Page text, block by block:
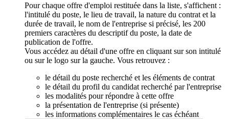
Pour chaque offre d'emploi restituée dans la liste, s'affichent :
l'intitulé du poste, le lieu de travail, la nature du contrat et la
durée de travail, le nom de l'entreprise si précisé, les 200
premiers caractères du descriptif du poste, la date de
publication de l'offre.
Vous accédez au détail d'une offre en cliquant sur son intitulé
ou sur le logo sur la gauche. Vous retrouvez :
le détail du poste recherché et les éléments de contrat
le détail du profil du candidat recherché par l'entreprise
les modalités pour répondre à cette offre
la présentation de l'entreprise (si présente)
les informations complémentaires le cas échéant